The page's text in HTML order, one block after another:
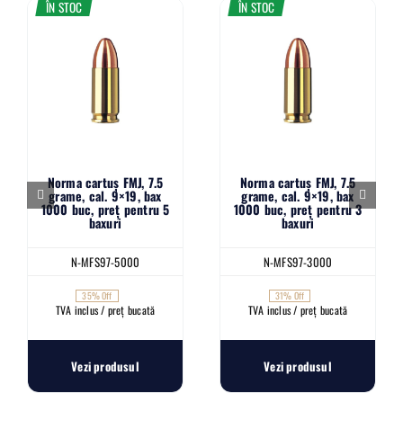
Norma cartuș FMJ, 7.5
grame, cal. 9×19, bax
1000 buc, preț pentru 5
baxuri
N-MFS97-5000
35% Off
ÎN STOC
TVA inclus / preț bucată
Vezi produsul
Norma cartuș FMJ, 7.5
grame, cal. 9×19, bax
1000 buc, preț pentru 3
baxuri
N-MFS97-3000
31% Off
ÎN STOC
TVA inclus / preț bucată
Vezi produsul